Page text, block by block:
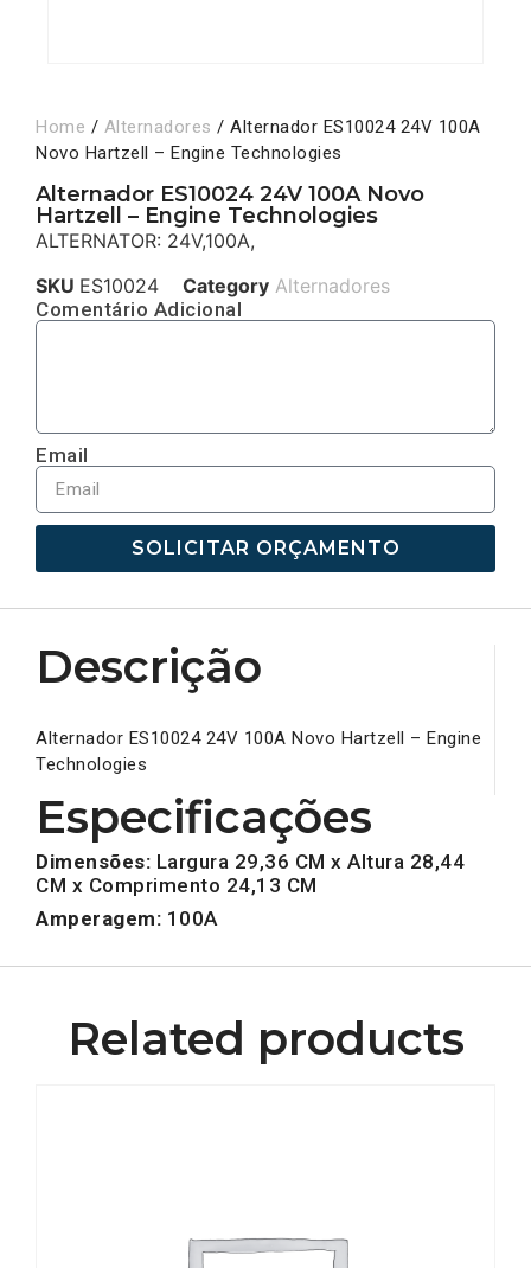
Home / Alternadores / Alternador ES10024 24V 100A
Novo Hartzell – Engine Technologies
Alternador ES10024 24V 100A Novo
Hartzell – Engine Technologies
ALTERNATOR: 24V,100A,
SKU ES10024 Category Alternadores
Comentário Adicional
Email
SOLICITAR ORÇAMENTO
Descrição
Alternador ES10024 24V 100A Novo Hartzell – Engine
Technologies
Especificações
Dimensões: Largura 29,36 CM x Altura 28,44
CM x Comprimento 24,13 CM
Amperagem: 100A
Related products